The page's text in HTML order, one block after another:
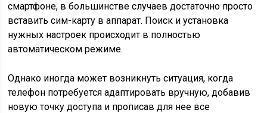
смартфоне, в большинстве случаев достаточно просто
вставить сим-карту в аппарат. Поиск и установка
нужных настроек происходит в полностью
автоматическом режиме.
Однако иногда может возникнуть ситуация, когда
телефон потребуется адаптировать вручную, добавив
новую точку доступа и прописав для нее все